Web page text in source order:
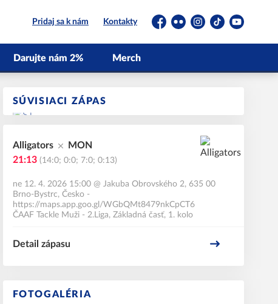
Pridaj sa k nám Kontakty
Facebook
FlickrInstagram
TikTokYouTube
Darujte nám 2% Merch
SÚVISIACI ZÁPAS
Alligators
MON
21:13 (14:0; 0:0; 7:0; 0:13)
ne 12. 4. 2026 15:00@ Jakuba Obrovského 2, 635 00
Brno-Bystrc, Česko -
https://maps.app.goo.gl/WGbQMt8479nkCpCT6
ČAAF Tackle Muži - 2.Liga, Základná časť, 1. kolo
Detail zápasu
FOTOGALÉRIA